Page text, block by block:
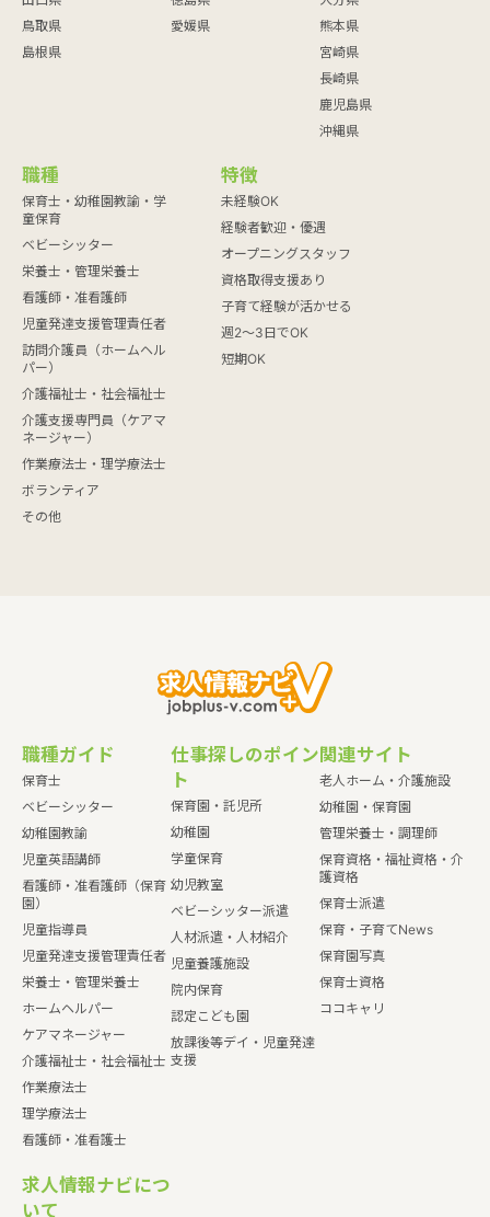
鳥取県
島根県
愛媛県
熊本県
宮崎県
長崎県
鹿児島県
沖縄県
職種
保育士・幼稚園教諭・学
童保育
ベビーシッター
栄養士・管理栄養士
看護師・准看護師
児童発達支援管理責任者
訪問介護員（ホームヘル
パー）
介護福祉士・社会福祉士
介護支援専門員（ケアマ
ネージャー）
作業療法士・理学療法士
ボランティア
その他
特徴
未経験OK
経験者歓迎・優遇
オープニングスタッフ
資格取得支援あり
子育て経験が活かせる
週2～3日でOK
短期OK
職種ガイド
保育士
ベビーシッター
幼稚園教諭
児童英語講師
看護師・准看護師（保育
園）
児童指導員
児童発達支援管理責任者
栄養士・管理栄養士
ホームヘルパー
ケアマネージャー
介護福祉士・社会福祉士
作業療法士
理学療法士
看護師・准看護士
仕事探しのポイン
ト
保育園・託児所
幼稚園
学童保育
幼児教室
ベビーシッター派遣
人材派遣・人材紹介
児童養護施設
院内保育
認定こども園
放課後等デイ・児童発達
支援
関連サイト
老人ホーム・介護施設
幼稚園・保育園
管理栄養士・調理師
保育資格・福祉資格・介
護資格
保育士派遣
保育・子育てNews
保育園写真
保育士資格
ココキャリ
求人情報ナビにつ
いて